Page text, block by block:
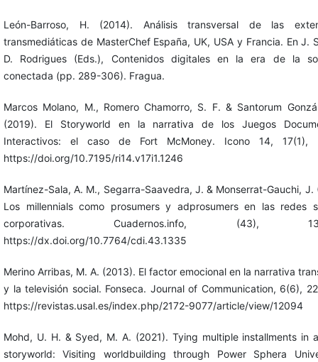
León-Barroso, H. (2014). Análisis transversal de las
transmediáticas de MasterChef España, UK, USA y Francia. En J.
D. Rodrigues (Eds.), Contenidos digitales en la era de la
conectada (pp. 289-306). Fragua.
Marcos Molano, M., Romero Chamorro, S. F. & Santorum
(2019). El Storyworld en la narrativa de los Juegos
Interactivos: el caso de Fort McMoney. Icono 14, 17(1),
https://doi.org/10.7195/ri14.v17i1.1246
Martínez-Sala, A. M., Segarra-Saavedra, J. & Monserrat-Gauchi, J.
Los millennials como prosumers y adprosumers en las redes
corporativas. Cuadernos.info, (43),
https://dx.doi.org/10.7764/cdi.43.1335
Merino Arribas, M. A. (2013). El factor emocional en la narrativa
y la televisión social. Fonseca. Journal of Communication, 6(6),
https://revistas.usal.es/index.php/2172-9077/article/view/12094
Mohd, U. H. & Syed, M. A. (2021). Tying multiple installments in
storyworld: Visiting worldbuilding through Power Sphera